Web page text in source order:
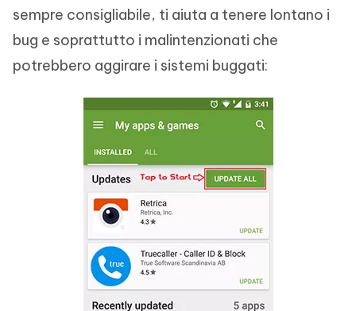
sempre consigliabile, ti aiuta a tenere lontano i
bug e soprattutto i malintenzionati che
potrebbero aggirare i sistemi buggati: